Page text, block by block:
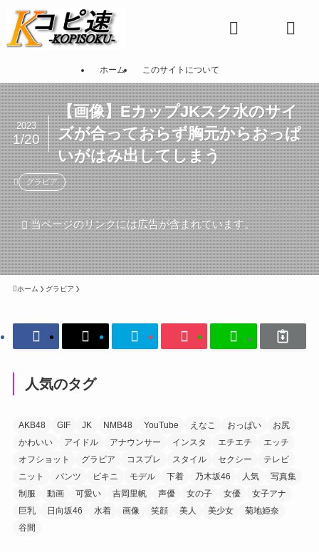
ホーム このサイトについて
【画像】EカップJKスク水のサイ
ズが合っておらず胸元からおっぱ
いがはみ出してしまう
2023
1/20
グラビア
当ページのリンクには広告が含まれています。
ホーム グラビア
人気のタグ
AKB48 GIF JK NMB48 YouTube えなこ おっぱい
お尻
かわいい
アイドル アナウンサー インスタ エチエチ
エッチ
オフショット
グラビア コスプレ スタイル セクシー
テレビ
ニット
パンツ ビキニ モデル 下着 乃木坂46 人気
写真集
制服
動画 可愛い 吉岡里帆 声優 女の子 女優
女子アナ
巨乳
日向坂46 水着 画像 笑顔 美人 美少女
菊地姫奈
谷間